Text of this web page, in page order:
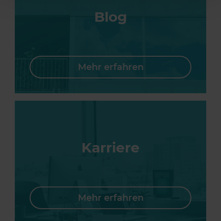
Blog
Mehr erfahren
Karriere
Mehr erfahren